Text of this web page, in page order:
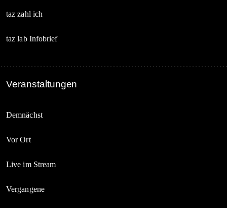
taz zahl ich
taz lab Infobrief
Veranstaltungen
Demnächst
Vor Ort
Live im Stream
Vergangene